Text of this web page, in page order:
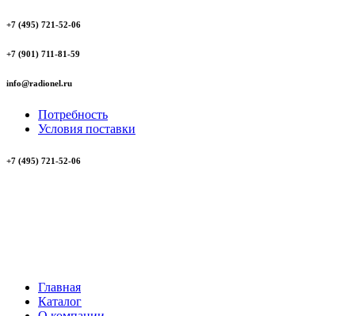
+7 (495) 721-52-06
+7 (901) 711-81-59
info@radionel.ru
Потребность
Условия поставки
+7 (495) 721-52-06
Главная
Каталог